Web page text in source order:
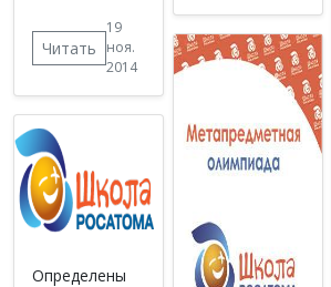
Читать
19
ноя.
2014
Определены